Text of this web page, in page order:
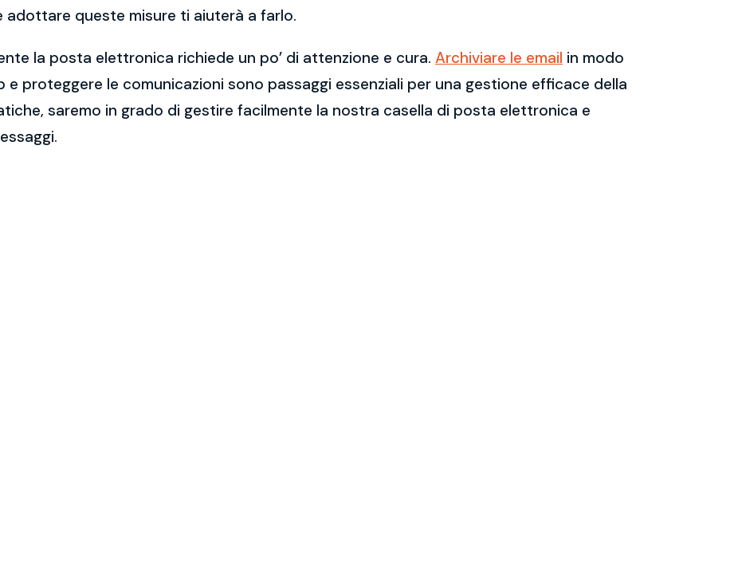
adottare queste misure ti aiuterà a farlo.
la posta elettronica richiede un po’ di attenzione e cura. Archiviare le email in modo
proteggere le comunicazioni sono passaggi essenziali per una gestione efficace della
saremo in grado di gestire facilmente la nostra casella di posta elettronica e